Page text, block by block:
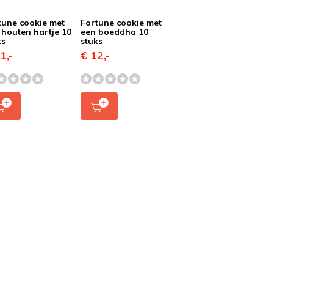
cookie met
houten hartje 10
Fortune cookie met
een boeddha 10
stuks
€ 12,-